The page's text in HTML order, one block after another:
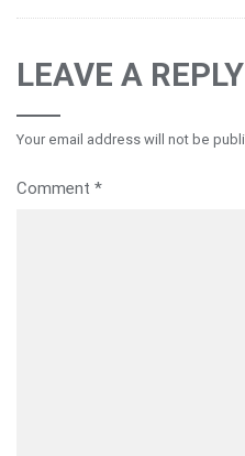
LEAVE A REPLY
Your email address will not be
Comment *